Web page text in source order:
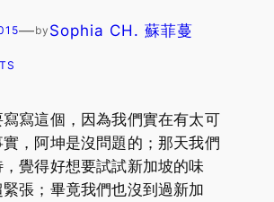
—by Sophia CH. 蘇菲蔓
寫這個，因為我們實在有太可
，阿坤是沒問題的；那天我們
覺得好想要試試新加坡的味
張；畢竟我們也沒到過新加